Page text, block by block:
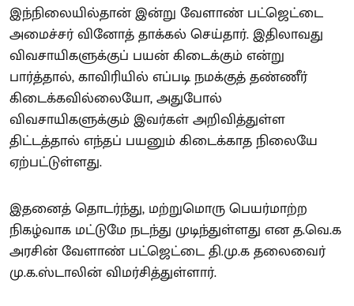
இந்நிலையில்தான் இன்று வேளாண் பட்ஜெட்டை
அமைச்சர் வினோத் தாக்கல் செய்தார். இதிலாவது
விவசாயிகளுக்குப் பயன் கிடைக்கும் என்று
பார்த்தால், காவிரியில் எப்படி நமக்குத் தண்ணீர்
கிடைக்கவில்லையோ, அதுபோல்
விவசாயிகளுக்கும் இவர்கள் அறிவித்துள்ள
திட்டத்தால் எந்தப் பயனும் கிடைக்காத நிலையே
ஏற்பட்டுள்ளது.
இதனைத் தொடர்ந்து, மற்றுமொரு பெயர்மாற்ற
நிகழ்வாக மட்டுமே நடந்து முடிந்துள்ளது என த.வெ.க
அரசின் வேளாண் பட்ஜெட்டை தி.மு.க தலைவைர்
மு.க.ஸ்டாலின் விமர்சித்துள்ளார்.